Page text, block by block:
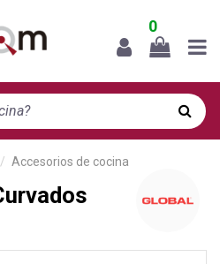
0
Accesorios de cocina